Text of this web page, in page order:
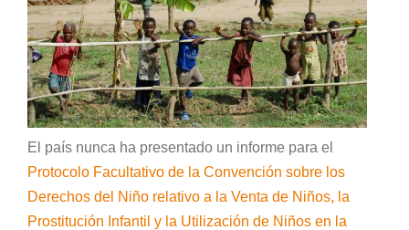
El país nunca ha presentado un informe para el
Protocolo Facultativo de la Convención sobre los
Derechos del Niño relativo a la Venta de Niños, la
Prostitución Infantil y la Utilización de Niños en la